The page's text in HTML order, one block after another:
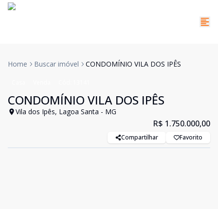
Home Buscar imóvel CONDOMÍNIO VILA DOS IPÊS
CONDOMÍNIO VILA DOS IPÊS
Vila dos Ipês, Lagoa Santa - MG
R$ 1.750.000,00
Compartilhar Favorito